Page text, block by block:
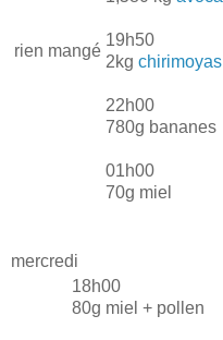
rien mangé
19h50
2kg chirimoyas
22h00
780g bananes
01h00
70g miel
mercredi
18h00
80g miel + pollen